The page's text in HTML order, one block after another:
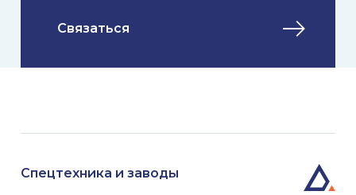
Связаться
Спецтехника и заводы